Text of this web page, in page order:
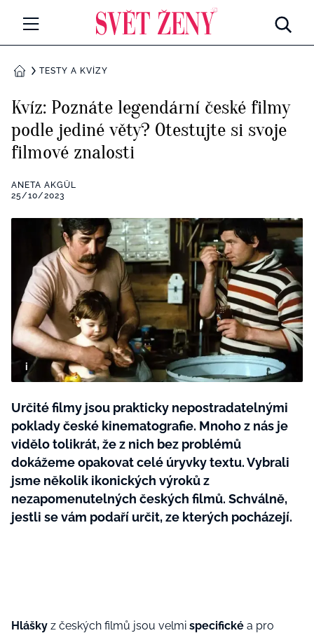
Všechny kategorie
Rozhovory
RETROHUBKY
Všechny kategorie
Seberozvoj
Všechny kategorie
Životní styl
Všechny kategorie
Testy a kvízy
BYDLENÍ
Všechny kategorie
Tvoření
Rady a tipy
BurdaMedia
Extra
SVĚT ŽENY - 599 KČ
ROČNÍ PŘEDPLATNÉ SVĚT ŽENY +
DOMŮTESTY A KVÍZY
Kvíz: Poznáte legendární české filmy
podle jediné věty? Otestujte si svoje
filmové znalosti
ANETA AKGÜL
25/10/2023
Určité filmy jsou prakticky nepostradatelnými
poklady české kinematografie. Mnoho z nás je
vidělo tolikrát, že z nich bez problémů
dokážeme opakovat celé úryvky textu. Vybrali
jsme několik ikonických výroků z
nezapomenutelných českých filmů. Schválně,
jestli se vám podaří určit, ze kterých pocházejí.
Hlášky z českých filmů jsou velmi specifické a pro